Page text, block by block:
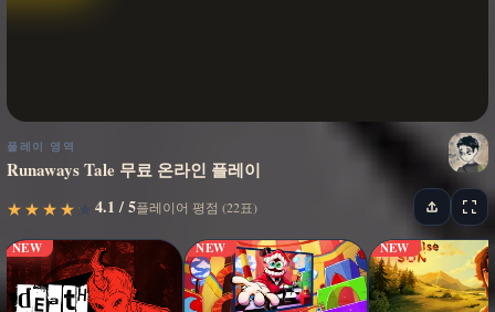
플레이 영역
Runaways Tale 무료 온라인 플레이
★
★ ★
★ ★
★ ★
★ ★★ 4.1 / 5플레이어 평점 (22표)
NEW NEW NEW